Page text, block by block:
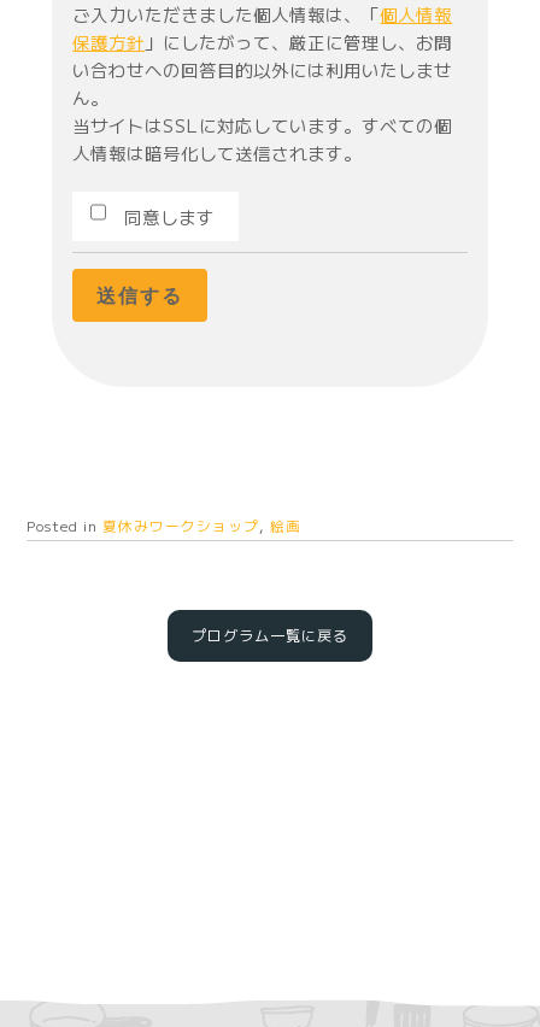
ご入力いただきました個人情報は、「個人情報
保護方針 」にしたがって、厳正に管理し、お問
い合わせへの回答目的以外には利用いたしませ
ん。
当サイトはSSLに対応しています。すべての個
人情報は暗号化して送信されます。
同意します
Posted in 夏休みワークショップ,絵画
プログラム一覧に戻る